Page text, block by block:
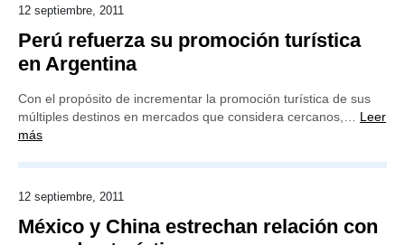
12 septiembre, 2011
Perú refuerza su promoción turística
en Argentina
Con el propósito de incrementar la promoción turística de sus
múltiples destinos en mercados que considera cercanos,… Leer
más
12 septiembre, 2011
México y China estrechan relación con